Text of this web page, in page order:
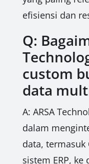
efisiensi dan
Q:
custom
data
A: ARSA
dalam
data, termasuk
sistem ERP,